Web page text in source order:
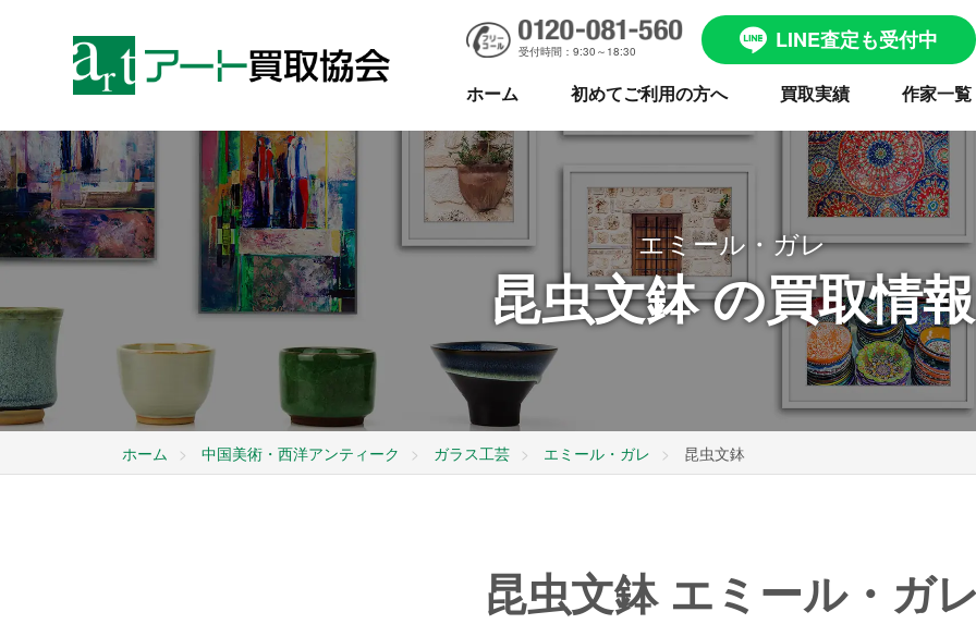
受付時間：9:30～18:30 LINE査定も受付中
ホーム 初めてご利用の方へ 買取実績 作家一覧
エミール・ガレ
昆虫文鉢 の買取情報
ホーム 中国美術・西洋アンティーク ガラス工芸 エミール・ガレ 昆虫文鉢
昆虫文鉢 エミール・ガ